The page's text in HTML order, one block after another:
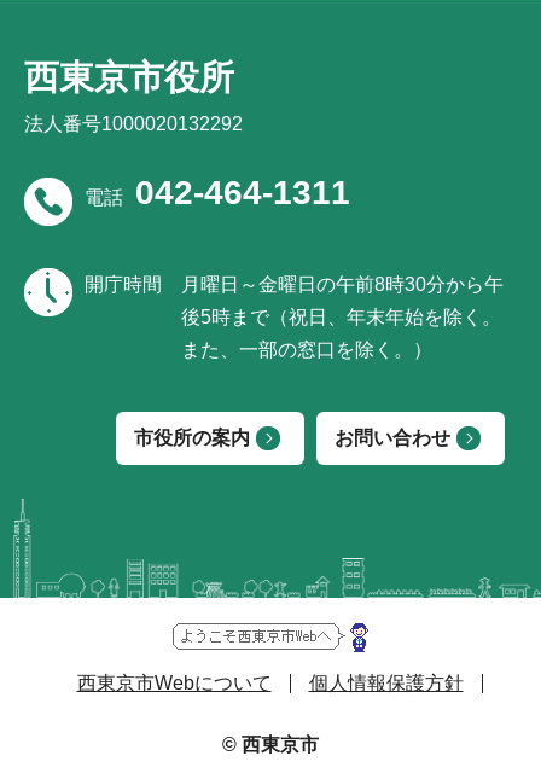
西東京市役所
法人番号1000020132292
電話 042-464-1311
開庁時間
月曜日～金曜日の午前8時30分から午
後5時まで（祝日、年末年始を除く。
また、一部の窓口を除く。）
市役所の案内 お問い合わせ
西東京市Webについて 個人情報保護方針
© 西東京市